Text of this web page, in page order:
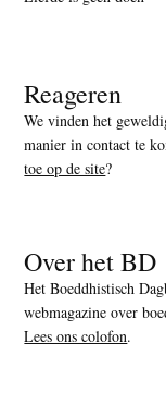
Reageren
We vinden het
manier in contact te
toe op de site?
Over het BD
Het Boeddhistisch
webmagazine over
Lees ons colofon.